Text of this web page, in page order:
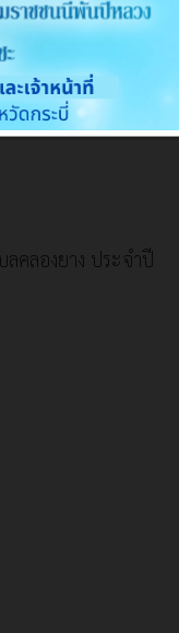
ภูมิปัญญาท้องถิ่น
ลคลองยาง ประจำปี